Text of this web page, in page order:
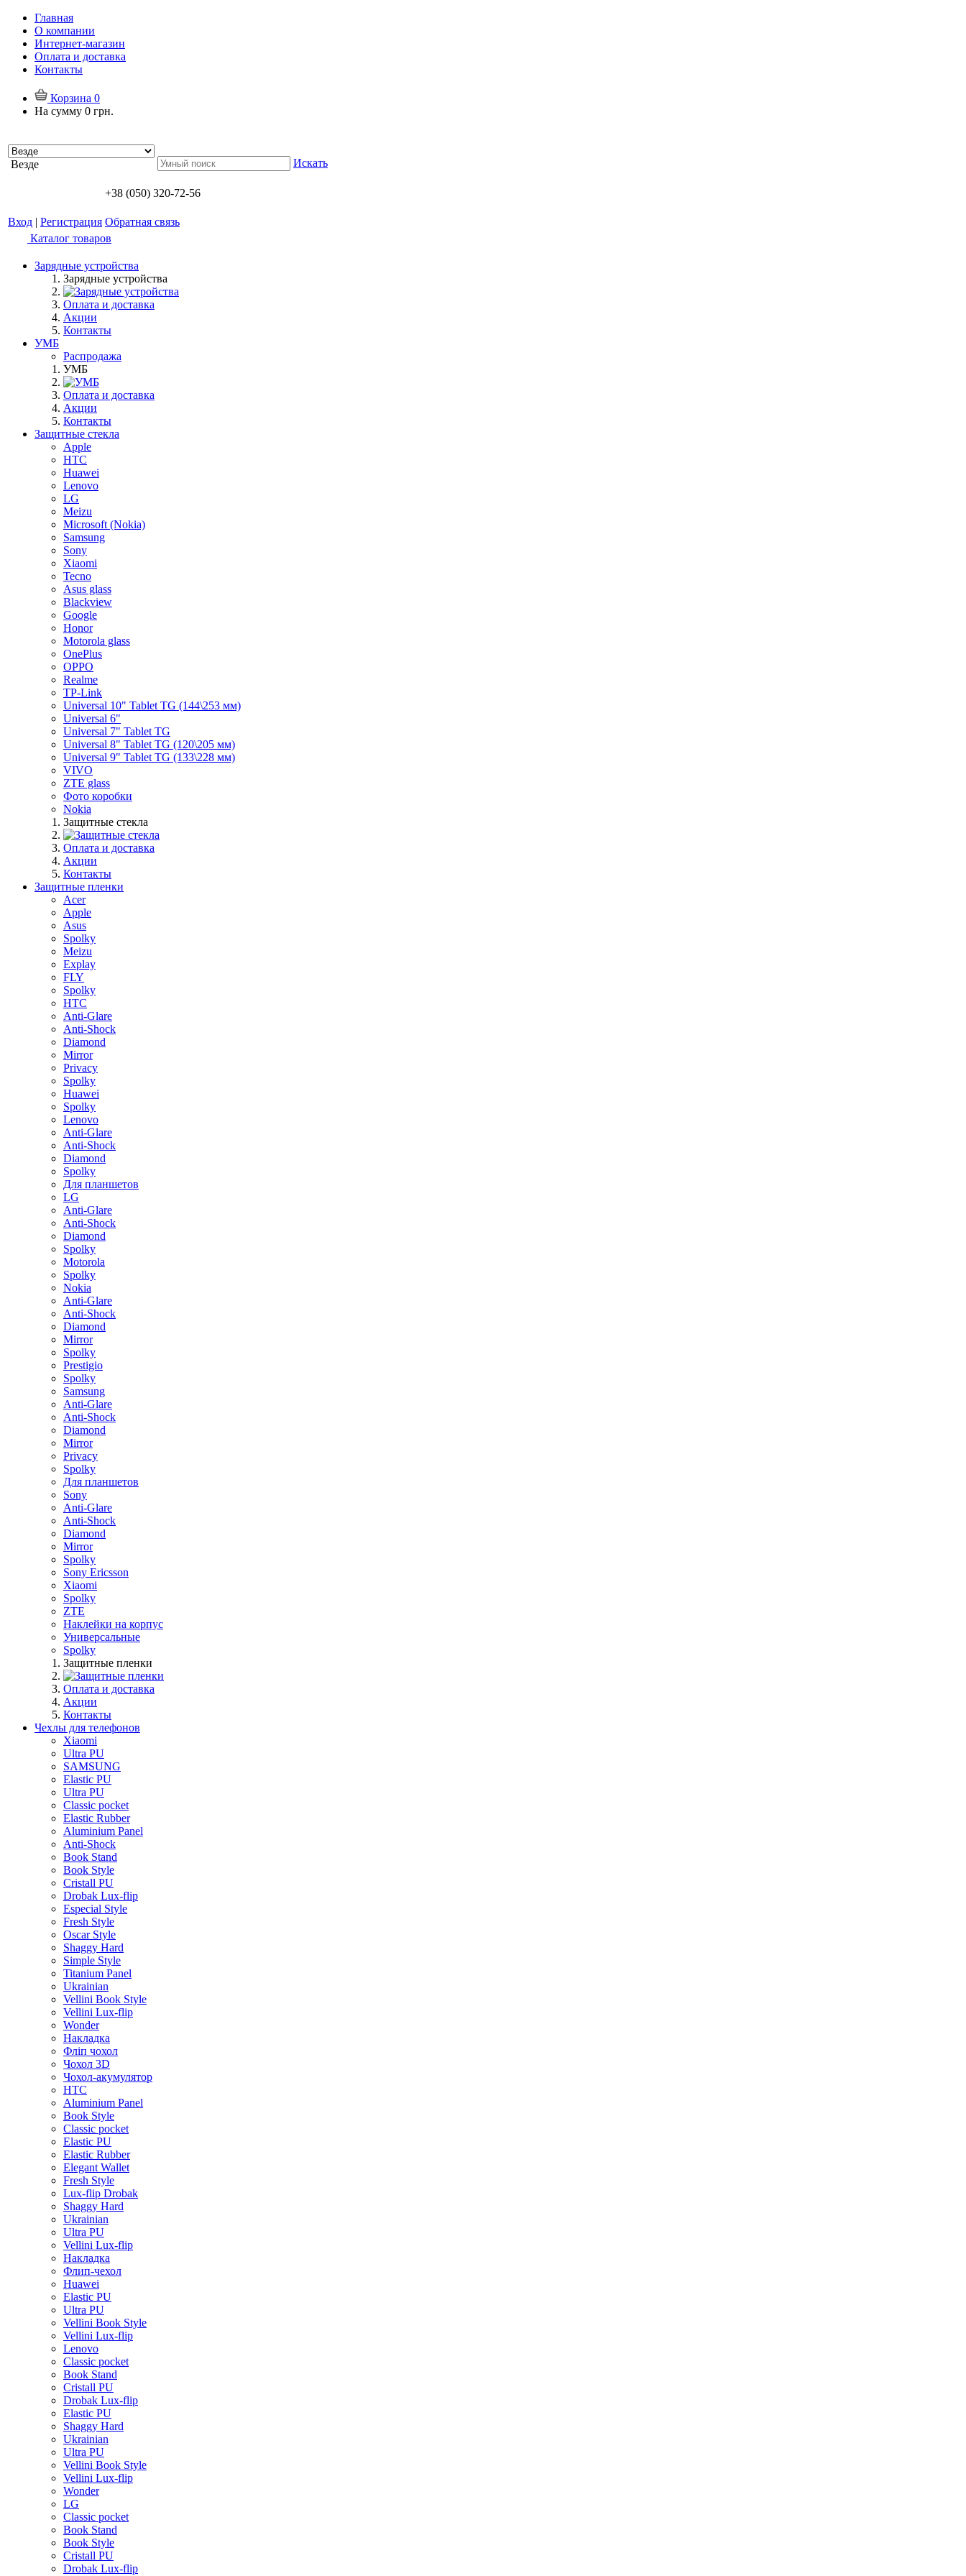
Главная
О компании
Интернет-магазин
Оплата и доставка
Контакты
Корзина 0
На сумму 0 грн.
Везде Искать
+38 (050) 320-72-56
Вход | Регистрация Обратная связь
Каталог товаров
Зарядные устройства
Зарядные устройства
Оплата и доставка
Акции
Контакты
УМБ
Распродажа
УМБ
Оплата и доставка
Акции
Контакты
Защитные стекла
Apple
HTC
Huawei
Lenovo
LG
Meizu
Microsoft (Nokia)
Samsung
Sony
Xiaomi
Tecno
Asus glass
Blackview
Google
Honor
Motorola glass
OnePlus
OPPO
Realme
TP-Link
Universal 10" Tablet TG (144\253 мм)
Universal 6"
Universal 7" Tablet TG
Universal 8" Tablet TG (120\205 мм)
Universal 9" Tablet TG (133\228 мм)
VIVO
ZTE glass
Фото коробки
Nokia
Защитные стекла
Оплата и доставка
Акции
Контакты
Защитные пленки
Acer
Apple
Asus
Spolky
Meizu
Explay
FLY
Spolky
HTC
Anti-Glare
Anti-Shock
Diamond
Mirror
Privacy
Spolky
Huawei
Spolky
Lenovo
Anti-Glare
Anti-Shock
Diamond
Spolky
Для планшетов
LG
Anti-Glare
Anti-Shock
Diamond
Spolky
Motorola
Spolky
Nokia
Anti-Glare
Anti-Shock
Diamond
Mirror
Spolky
Prestigio
Spolky
Samsung
Anti-Glare
Anti-Shock
Diamond
Mirror
Privacy
Spolky
Для планшетов
Sony
Anti-Glare
Anti-Shock
Diamond
Mirror
Spolky
Sony Ericsson
Xiaomi
Spolky
ZTE
Наклейки на корпус
Универсальные
Spolky
Защитные пленки
Оплата и доставка
Акции
Контакты
Чехлы для телефонов
Xiaomi
Ultra PU
SAMSUNG
Elastic PU
Ultra PU
Classic pocket
Elastic Rubber
Aluminium Panel
Anti-Shock
Book Stand
Book Style
Cristall PU
Drobak Lux-flip
Especial Style
Fresh Style
Oscar Style
Shaggy Hard
Simple Style
Titanium Panel
Ukrainian
Vellini Book Style
Vellini Lux-flip
Wonder
Накладка
Фліп чохол
Чохол 3D
Чохол-акумулятор
HTC
Aluminium Panel
Book Style
Classic pocket
Elastic PU
Elastic Rubber
Elegant Wallet
Fresh Style
Lux-flip Drobak
Shaggy Hard
Ukrainian
Ultra PU
Vellini Lux-flip
Накладка
Флип-чехол
Huawei
Elastic PU
Ultra PU
Vellini Book Style
Vellini Lux-flip
Lenovo
Classic pocket
Book Stand
Cristall PU
Drobak Lux-flip
Elastic PU
Shaggy Hard
Ukrainian
Ultra PU
Vellini Book Style
Vellini Lux-flip
Wonder
LG
Classic pocket
Book Stand
Book Style
Cristall PU
Drobak Lux-flip